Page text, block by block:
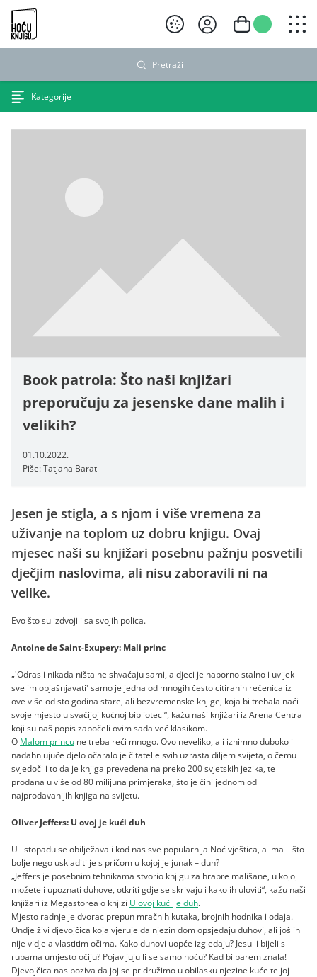
Hoću knjigu crni logo
Pretraži
Kategorije
Book patrola: Što naši knjižari
preporučuju za jesenske dane malih i
velikih?
01.10.2022.
Piše: Tatjana Barat
Jesen je stigla, a s njom i više vremena za
uživanje na toplom uz dobru knjigu. Ovaj
mjesec naši su knjižari posebnu pažnju posvetili
dječjim naslovima, ali nisu zaboravili ni na
velike.
Evo što su izdvojili sa svojih polica.
Antoine de Saint-Exupery: Mali princ
„'Odrasli nikada ništa ne shvaćaju sami, a djeci je naporno stalno i uvijek
sve im objašnjavati' samo je jedna od mnogih često citiranih rečenica iz
ove više od sto godina stare, ali bezvremenske knjige, koja bi trebala naći
svoje mjesto u svačijoj kućnoj biblioteci“, kažu naši knjižari iz Arena Centra
koji su naš popis započeli ovim sada već klasikom.
O Malom princu ne treba reći mnogo. Ovo neveliko, ali iznimno duboko i
nadahnjujuće djelo očaralo je čitatelje svih uzrasta diljem svijeta, o čemu
svjedoči i to da je knjiga prevedena na preko 200 svjetskih jezika, te
prodana u više od 80 milijuna primjeraka, što je čini jednom od
najprodavanijih knjiga na svijetu.
Oliver Jeffers: U ovoj je kući duh
U listopadu se obilježava i kod nas sve popularnija Noć vještica, a ima li što
bolje nego uskladiti je s pričom u kojoj je junak – duh?
„Jeffers je posebnim tehnikama stvorio knjigu za hrabre mališane, u kojoj
možete i upoznati duhove, otkriti gdje se skrivaju i kako ih uloviti“, kažu naši
knjižari iz Megastorea o knjizi U ovoj kući je duh.
Mjesto radnje je dvorac prepun mračnih kutaka, brojnih hodnika i odaja.
Ondje živi djevojčica koja vjeruje da njezin dom opsjedaju duhovi, ali još ih
nije vidjela vlastitim očima. Kako duhovi uopće izgledaju? Jesu li bijeli s
rupama umjesto očiju? Pojavljuju li se samo noću? Kad bi barem znala!
Djevojčica nas poziva da joj se pridružimo u obilasku njezine kuće te joj